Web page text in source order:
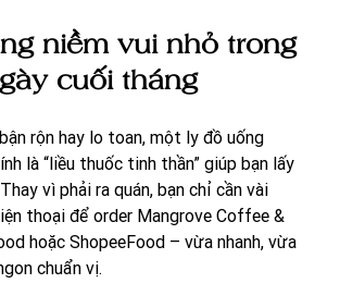
niềm vui nhỏ trong
cuối tháng
rộn hay lo toan, một ly đồ uống
là “liều thuốc tinh thần” giúp bạn lấy
vì phải ra quán, bạn chỉ cần vài
thoại để order Mangrove Coffee &
hoặc ShopeeFood – vừa nhanh, vừa
chuẩn vị.